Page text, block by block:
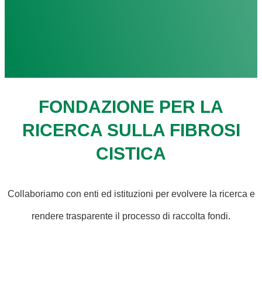
FONDAZIONE PER LA
RICERCA SULLA FIBROSI
CISTICA
Collaboriamo con enti ed istituzioni per evolvere la ricerca e
rendere trasparente il processo di raccolta fondi.